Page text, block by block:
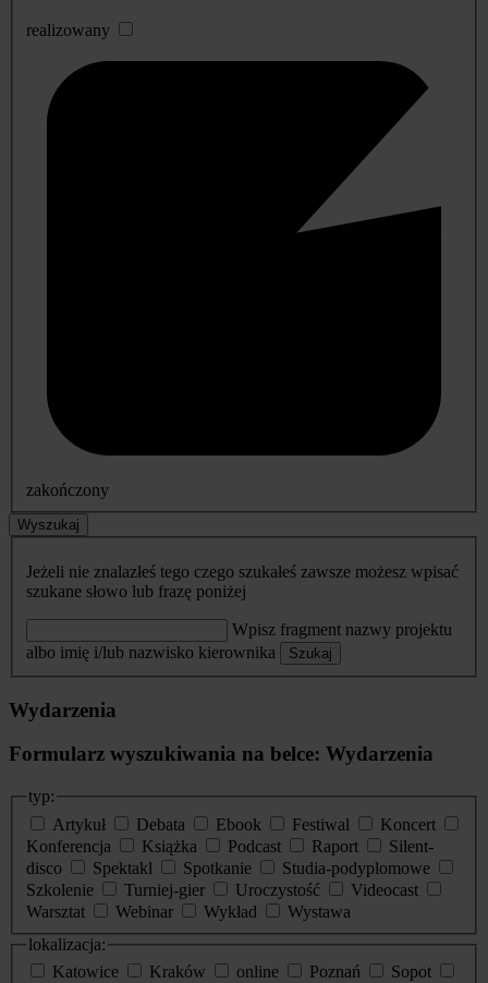
realizowany
zakończony
Wyszukaj
Jeżeli nie znalazłeś tego czego szukałeś zawsze możesz wpisać
szukane słowo lub frazę poniżej
Wpisz fragment nazwy projektu
albo imię i/lub nazwisko kierownika
Szukaj
Wydarzenia
Formularz wyszukiwania na belce: Wydarzenia
typ:
Artykuł
Debata Ebook Festiwal
Koncert
Konferencja
Książka Podcast Raport
Silent-
disco
Spektakl Spotkanie
Studia-podyplomowe
Szkolenie
Turniej-gier Uroczystość
Videocast
Warsztat
Webinar Wykład
Wystawa
lokalizacja:
Katowice
Kraków online Poznań
Sopot